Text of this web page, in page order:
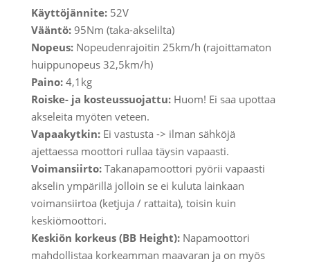
Käyttöjännite:52V
Vääntö:95Nm (taka-akselilta)
Nopeus:Nopeudenrajoitin 25km/h (rajoittamaton
huippunopeus 32,5km/h)
Paino:4,1kg
Roiske- ja kosteussuojattu:Huom! Ei saa upottaa
akseleita myöten veteen.
Vapaakytkin:Ei vastusta -> ilman sähköjä
ajettaessa moottori rullaa täysin vapaasti.
Voimansiirto:Takanapamoottori pyörii vapaasti
akselin ympärillä jolloin se ei kuluta lainkaan
voimansiirtoa (ketjuja / rattaita), toisin kuin
keskiömoottori.
Keskiön korkeus (BB Height):Napamoottori
mahdollistaa korkeamman maavaran ja on myös